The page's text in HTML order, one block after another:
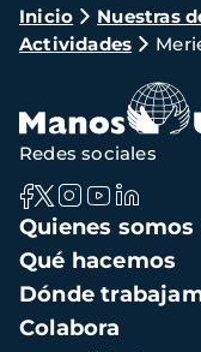
Ruta
de
navegación
Inicio Nuestras
Actividades
Navegación
principal
Quienes somos
Qué hacemos
Dónde
Colabora
Redes sociales